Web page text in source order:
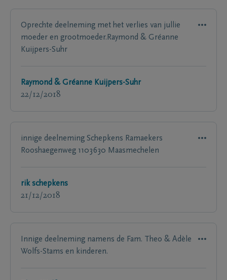
Oprechte deelneming met het verlies van jullie
moeder en grootmoeder.Raymond & Gréanne
Kuijpers-Suhr
Raymond & Gréanne Kuijpers-Suhr
22/12/2018
innige deelneming Schepkens Ramaekers
Rooshaegenweg 1103630 Maasmechelen
rik schepkens
21/12/2018
Innige deelneming namens de Fam. Theo & Adèle
Wolfs-Stams en kinderen.